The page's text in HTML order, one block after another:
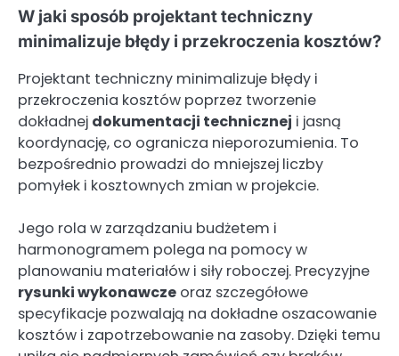
W jaki sposób projektant techniczny
minimalizuje błędy i przekroczenia kosztów?
Projektant techniczny minimalizuje błędy i
przekroczenia kosztów poprzez tworzenie
dokładnej dokumentacji technicznej i jasną
koordynację, co ogranicza nieporozumienia. To
bezpośrednio prowadzi do mniejszej liczby
pomyłek i kosztownych zmian w projekcie.
Jego rola w zarządzaniu budżetem i
harmonogramem polega na pomocy w
planowaniu materiałów i siły roboczej. Precyzyjne
rysunki wykonawcze oraz szczegółowe
specyfikacje pozwalają na dokładne oszacowanie
kosztów i zapotrzebowanie na zasoby. Dzięki temu